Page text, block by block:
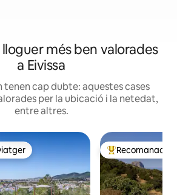
lloguer més ben valorades
a Eivissa
tenen cap dubte: aquestes cases
per la ubicació i la netedat,
entre altres.
Principals
Recomanació